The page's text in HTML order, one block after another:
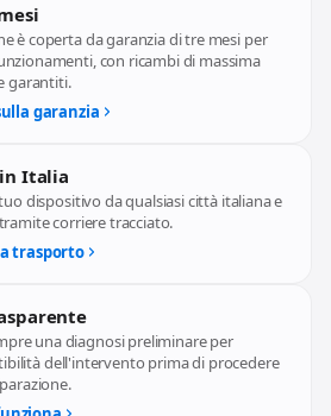
è coperta da garanzia di tre mesi per
con ricambi di massima
garantiti.
garanzia
Italia
dispositivo da qualsiasi città italiana e
corriere tracciato.
trasporto
una diagnosi preliminare per
dell'intervento prima di procedere